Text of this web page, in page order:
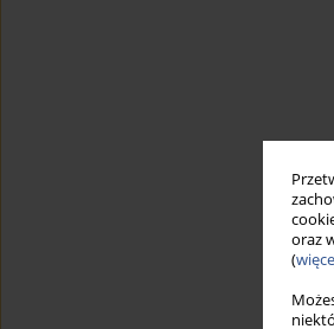
oraz
(